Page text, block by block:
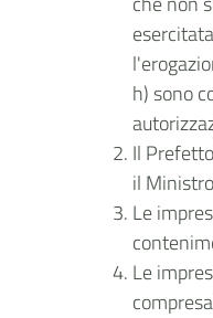
h) sono
Il
il
Le
Le